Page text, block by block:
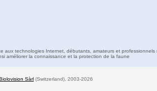
aux technologies Internet, débutants, amateurs et professionnels
améliorer la connaissance et la protection de la faune
Sàrl (Switzerland), 2003-2026